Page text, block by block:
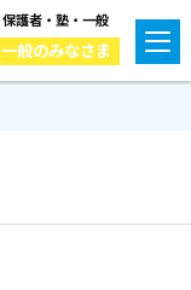
保護者・塾・一般
一般のみなさま